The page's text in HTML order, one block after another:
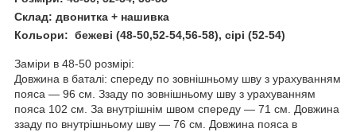
Склад: двонитка + нашивка
Кольори: бежеві (48-50,52-54,56-58), сірі (52-54)
Заміри в 48-50 розмірі:
Довжина в баталі: спереду по зовнішньому шву з урахуванням
пояса — 96 см. Ззаду по зовнішньому шву з урахуванням
пояса 102 см. За внутрішнім швом спереду — 71 см. Довжина
ззаду по внутрішньому шву — 76 см. Довжина пояса в